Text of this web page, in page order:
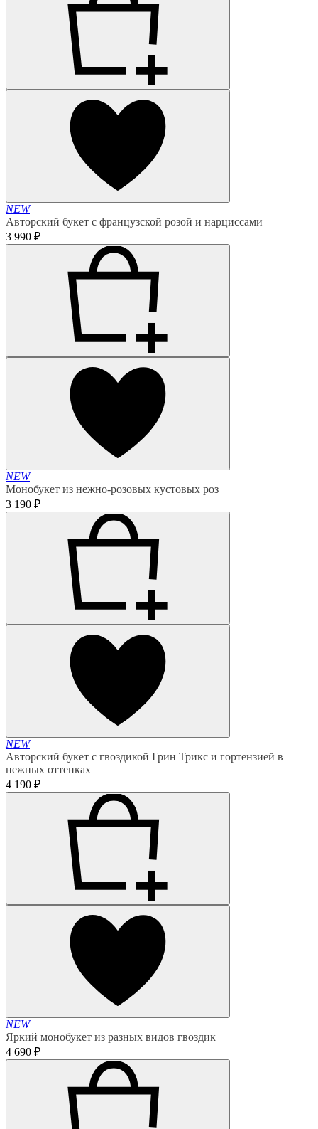
NEW
Авторский букет с французской розой и нарциссами
3 990 ₽
NEW
Монобукет из нежно-розовых кустовых роз
3 190 ₽
NEW
Авторский букет с гвоздикой Грин Трикс и гортензией в
нежных оттенках
4 190 ₽
NEW
Яркий монобукет из разных видов гвоздик
4 690 ₽